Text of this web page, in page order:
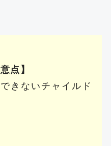
点】
きないチャイルド